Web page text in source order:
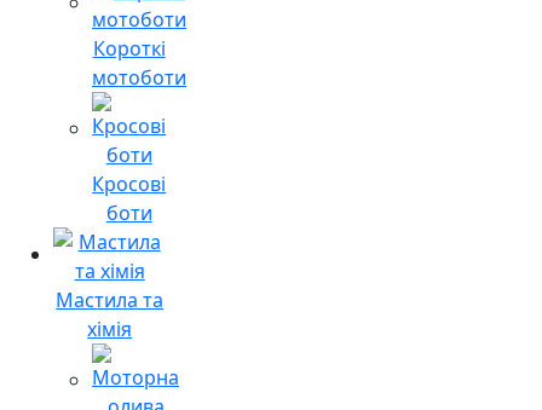
Короткі
мотоботи
Кросові
боти
Мастила та
хімія